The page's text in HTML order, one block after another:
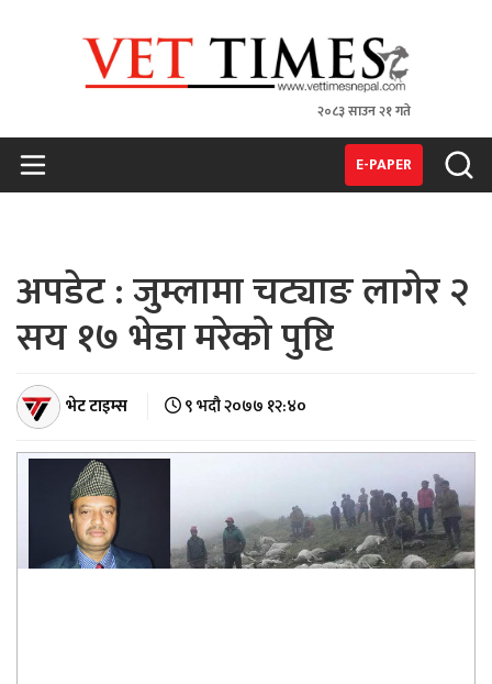
२०८३ साउन २१ गते
E-PAPER
अपडेट : जुम्लामा चट्याङ लागेर २
सय १७ भेडा मरेको पुष्टि
भेट टाइम्स ९ भदौ २०७७ १२:४०